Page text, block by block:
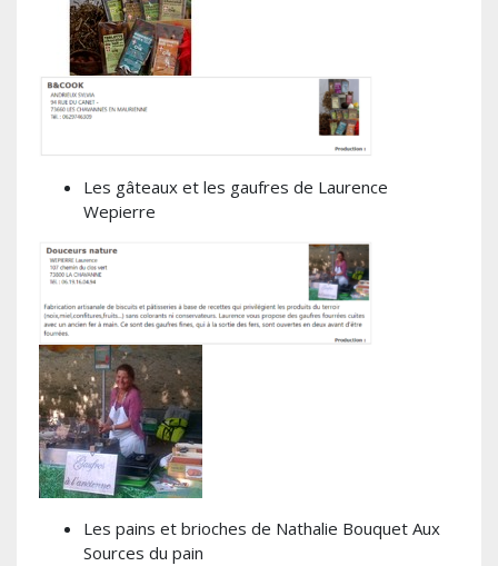
Les gâteaux et les gaufres de Laurence
Wepierre
Les pains et brioches de Nathalie Bouquet Aux
Sources du pain